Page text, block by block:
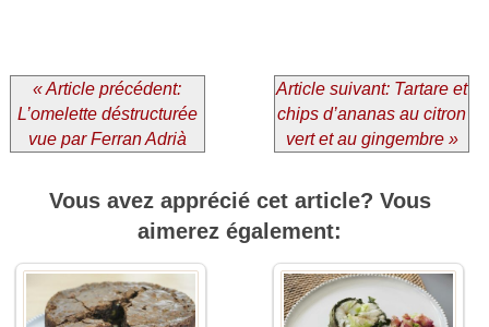
« Article précédent:
L’omelette déstructurée
vue par Ferran Adrià
Article suivant: Tartare et
chips d’ananas au citron
vert et au gingembre »
Vous avez apprécié cet article? Vous
aimerez également: